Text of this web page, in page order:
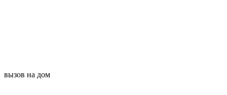
вызов на дом